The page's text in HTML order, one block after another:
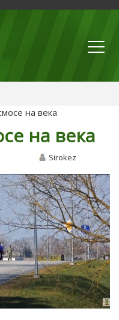
на века
на века
Sirokez